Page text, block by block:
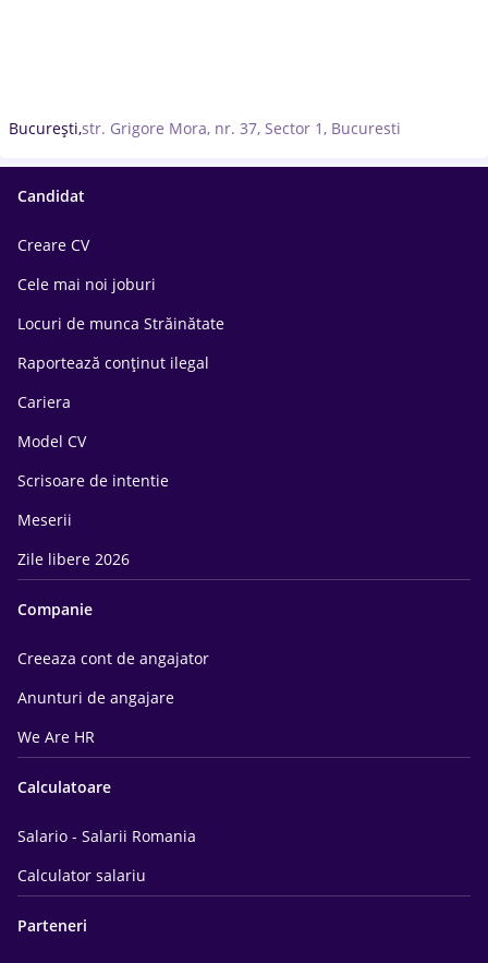
București,str. Grigore Mora, nr. 37, Sector 1, Bucuresti
Candidat
Creare CV
Cele mai noi joburi
Locuri de munca Străinătate
Raportează conținut ilegal
Cariera
Model CV
Scrisoare de intentie
Meserii
Zile libere 2026
Companie
Creeaza cont de angajator
Anunturi de angajare
We Are HR
Calculatoare
Salario - Salarii Romania
Calculator salariu
Parteneri